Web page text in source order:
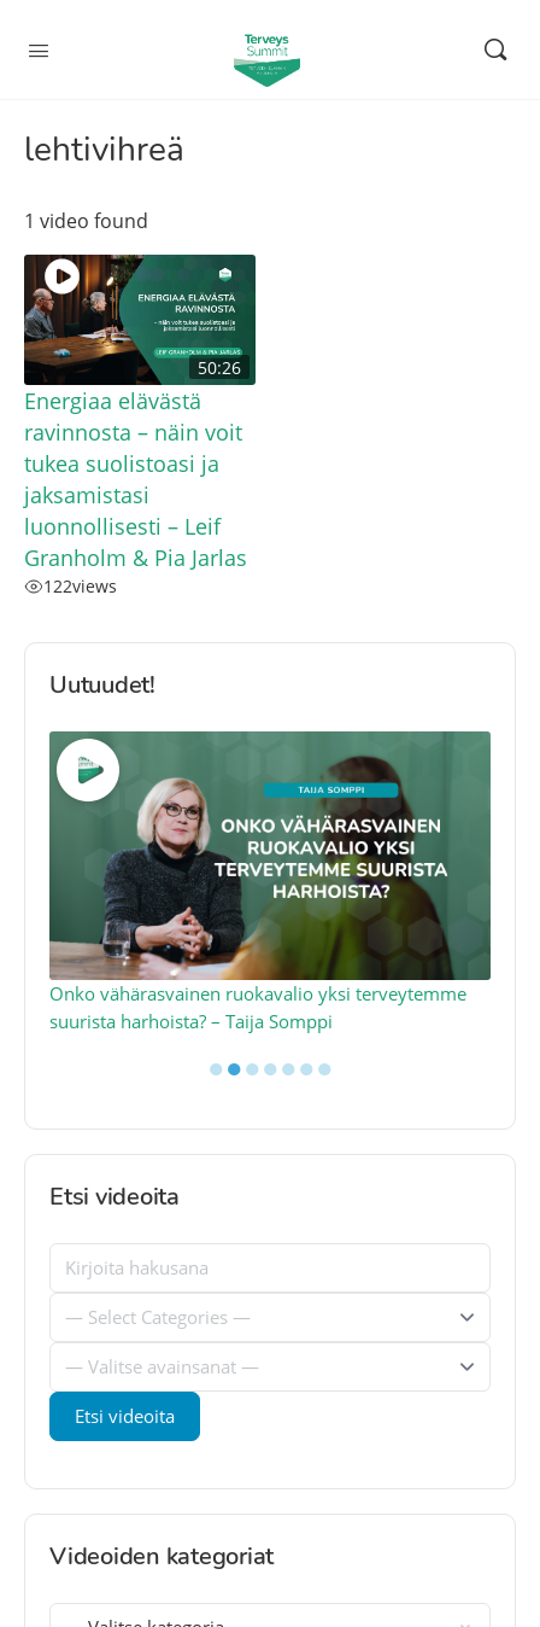
lehtivihreä
1 video found
50:26
Energiaa elävästä
ravinnosta – näin voit
tukea suolistoasi ja
jaksamistasi
luonnollisesti – Leif
Granholm & Pia Jarlas
122views
Uutuudet!
Onko vähärasvainen ruokavalio yksi terveytemme
suurista harhoista? – Taija Somppi
●●●●●●●
Etsi videoita
Videoiden kategoriat